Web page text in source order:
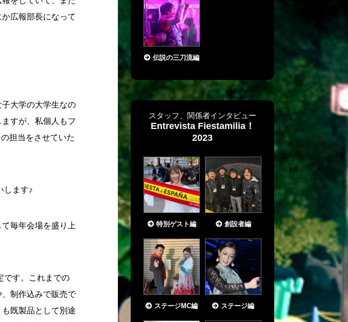
広報部長になって
大学の大学生なの
すが、私個人もフ
担当をさせていた
します♪
毎年会場を盛り上
です。これまでの
制作込みで販売で
既製品として別途
伝説の三刀流編
スタッフ、関係者インタビュー
Entrevista Fiestamilia！
2023
特別ゲスト編 創設者編
ステージMC編 ステージ編